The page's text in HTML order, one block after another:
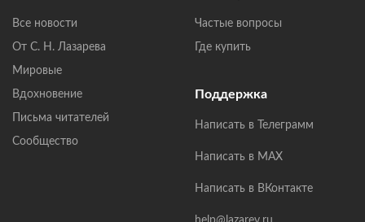
Все новости
От С. Н. Лазарева
Мировые
Вдохновение
Письма читателей
Сообщество
Частые вопросы
Где купить
Поддержка
Написать в Телеграмм
Написать в MAX
Написать в ВКонтакте